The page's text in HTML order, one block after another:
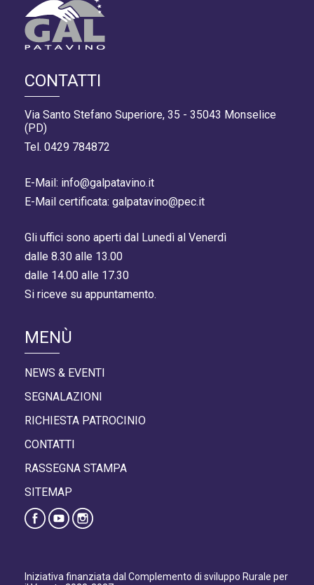
CONTATTI
Via Santo Stefano Superiore, 35 - 35043 Monselice
(PD)
Tel. 0429 784872
E-Mail: info@galpatavino.it
E-Mail certificata: galpatavino@pec.it
Gli uffici sono aperti dal Lunedì al Venerdì
dalle 8.30 alle 13.00
dalle 14.00 alle 17.30
Si riceve su appuntamento.
MENÙ
NEWS & EVENTI
SEGNALAZIONI
RICHIESTA PATROCINIO
CONTATTI
RASSEGNA STAMPA
SITEMAP
Iniziativa finanziata dal Complemento di sviluppo Rurale per